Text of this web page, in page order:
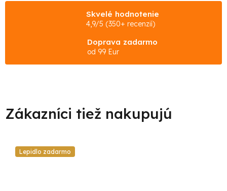
Skvelé hodnotenie
4,9/5 (350+ recenzií)
Doprava zadarmo
od 99 Eur
Lepidlo zadarmo